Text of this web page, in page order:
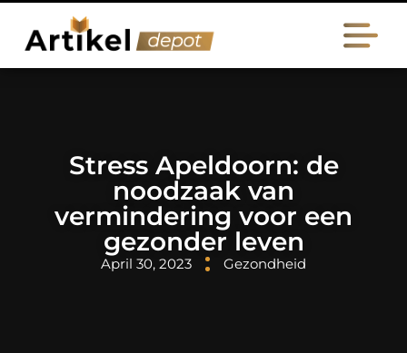
Stress Apeldoorn: de
noodzaak van
vermindering voor een
gezonder leven
April 30, 2023 Gezondheid